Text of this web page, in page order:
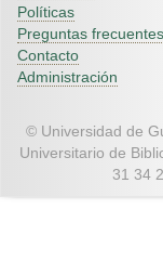
Políticas
Preguntas frecuentes
Contacto
Administración
© Universidad de
Universitario de
31 34